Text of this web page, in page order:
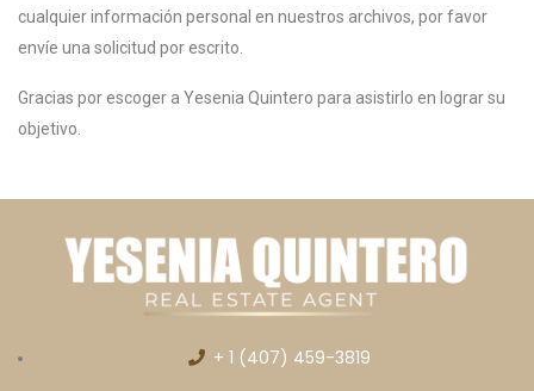
cualquier información personal en nuestros archivos, por favor
envíe una solicitud por escrito.
Gracias por escoger a Yesenia Quintero para asistirlo en lograr su
objetivo.
+ 1 (407) 459-3819